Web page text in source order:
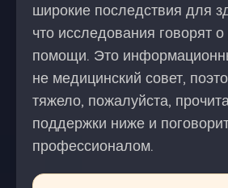
широкие последствия для
что исследования говорят
помощи. Это
не медицинский совет,
тяжело, пожалуйста,
поддержки ниже и
профессионалом.